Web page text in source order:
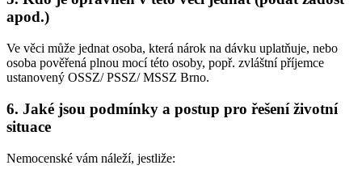
apod.)
Ve věci může jednat osoba, která nárok na dávku uplatňuje, nebo
osoba pověřená plnou mocí této osoby, popř. zvláštní příjemce
ustanovený OSSZ/ PSSZ/ MSSZ Brno.
6. Jaké jsou podmínky a postup pro řešení životní
situace
Nemocenské vám náleží, jestliže: